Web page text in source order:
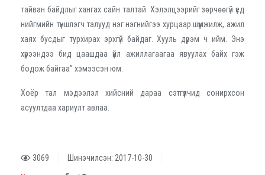
тайван байдлыг хангах сайн талтай. Хэлэлцээрийг зөрчөөгүй үед
нийгмийн түншлэгч талууд нэг нэгнийгээ хурцаар шүүмжилж, ажил
хаях бусдыг турхирах эрхгүй байдаг. Хууль дүрэм ч ийм. Энэ
хүрээндээ бид цаашдаа үйл ажиллагаагаа явуулах байх гэж
бодож байгаа” хэмээсэн юм.
Хоёр тал мэдээлэл хийсний дараа сэтгүүлчид сонирхсон
асуултдаа хариулт авлаа.
3069 Шинэчилсэн: 2017-10-30